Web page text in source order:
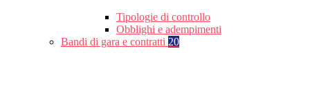
Tipologie di controllo
Obblighi e adempimenti
Bandi di gara e contratti 20